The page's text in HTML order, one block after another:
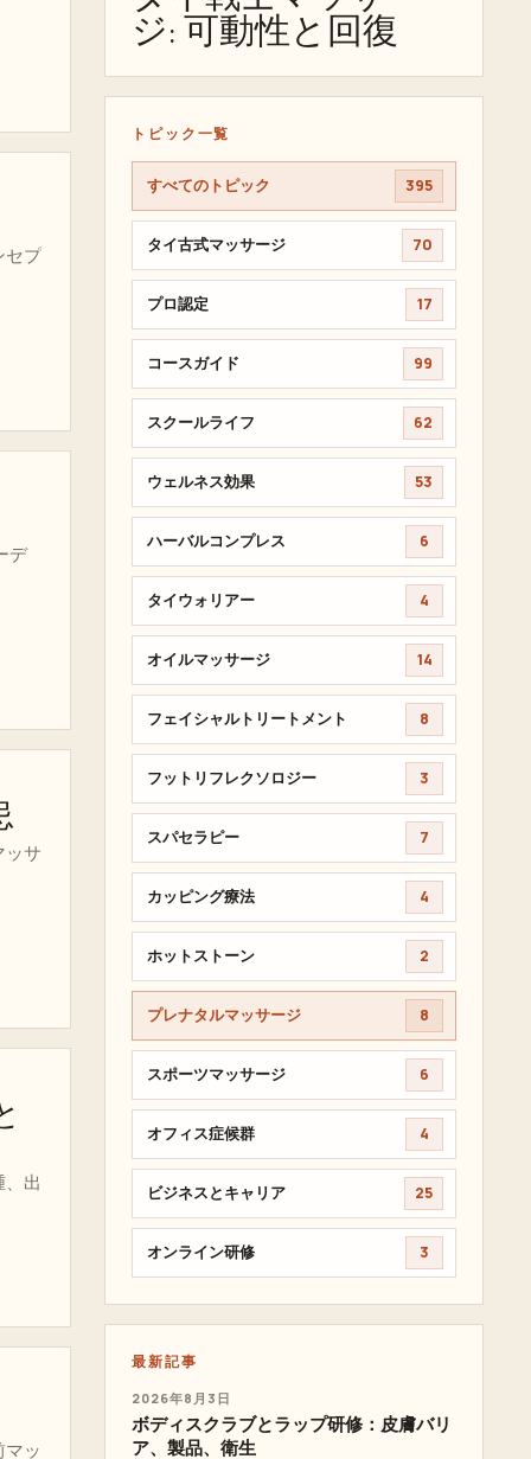
セプ
デ
ッサ
出
ッ
ジ: 可動性と回復
トピック一覧
すべてのトピック 395
タイ古式マッサージ 70
プロ認定 17
コースガイド 99
スクールライフ 62
ウェルネス効果 53
ハーバルコンプレス 6
タイウォリアー 4
オイルマッサージ 14
フェイシャルトリートメント 8
フットリフレクソロジー 3
スパセラピー 7
カッピング療法 4
ホットストーン 2
プレナタルマッサージ 8
スポーツマッサージ 6
オフィス症候群 4
ビジネスとキャリア 25
オンライン研修 3
最新記事
2026年8月3日
ボディスクラブとラップ研修：皮膚バリ
ア、製品、衛生